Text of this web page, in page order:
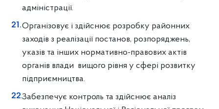
адміністрації.
Організовує і здійснює розробку районних
заходів з реалізації постанов, розпоряджень,
указів та інших нормативно-правових актів
органів влади вищого рівня у сфері розвитку
підприємництва.
Забезпечує контроль та здійснює аналіз